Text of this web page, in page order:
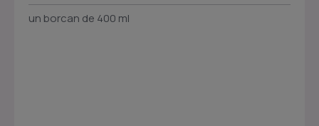
un borcan de 400 ml